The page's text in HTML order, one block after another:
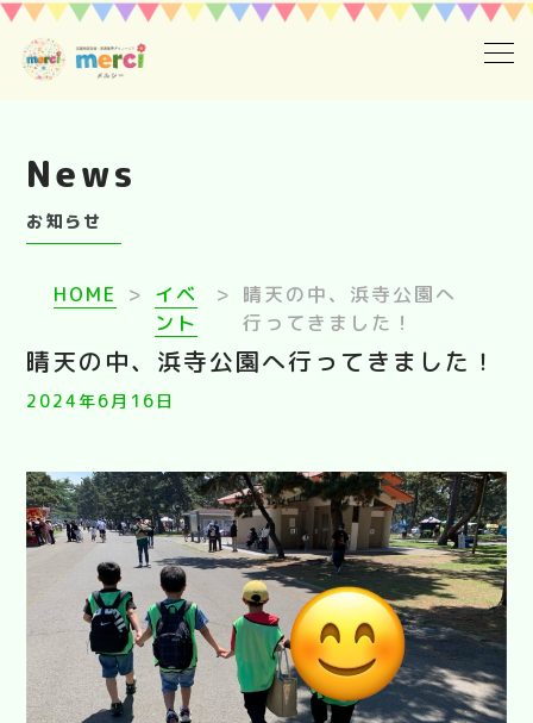
News
お知らせ
HOME > イベ
ント
> 晴天の中、浜寺公園へ
行ってきました！
晴天の中、浜寺公園へ行ってきました！
2024年6月16日
１日の流れメルシーの療育ステップ